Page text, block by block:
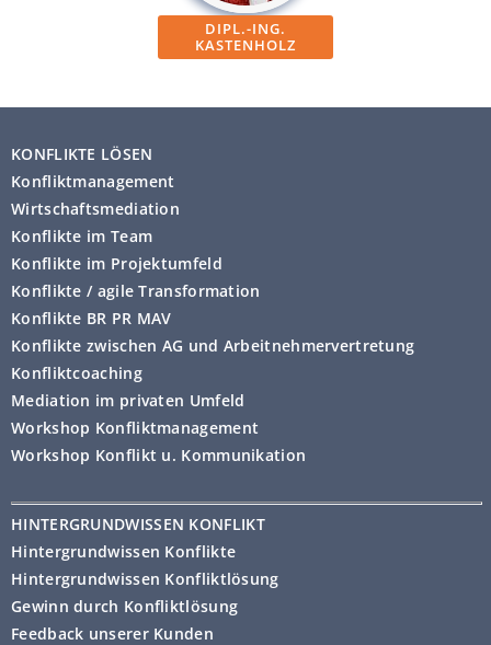
DIPL.-ING.
KASTENHOLZ
KONFLIKTE LÖSEN
Konfliktmanagement
Wirtschaftsmediation
Konflikte im Team
Konflikte im Projektumfeld
Konflikte / agile Transformation
Konflikte BR PR MAV
Konflikte zwischen AG und Arbeitnehmervertretung
Konfliktcoaching
Mediation im privaten Umfeld
Workshop Konfliktmanagement
Workshop Konflikt u. Kommunikation
HINTERGRUNDWISSEN KONFLIKT
Hintergrundwissen Konflikte
Hintergrundwissen Konfliktlösung
Gewinn durch Konfliktlösung
Feedback unserer Kunden